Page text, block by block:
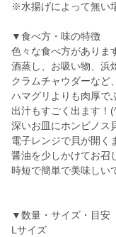
※水揚げによって無い
▼食べ方・味の特徴
色々な食べ方がありま
酒蒸し、お吸い物、浜
クラムチャウダーなど
ハマグリよりも肉厚で
出汁もすごく出ます！
深いお皿にホンビノス
電子レンジで貝が開く
醤油を少しかけてお召
時短で簡単で美味しい
▼数量・サイズ・目安
Lサイズ